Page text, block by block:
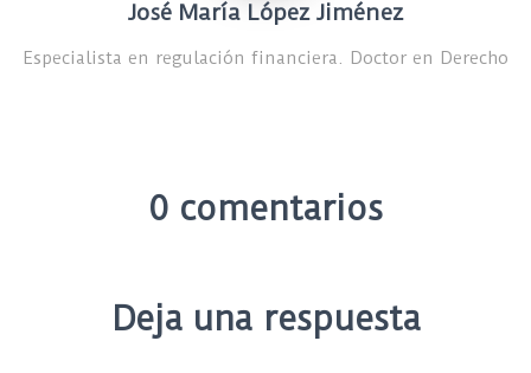
José María López Jiménez
Especialista en regulación financiera. Doctor en Derecho
0 comentarios
Deja una respuesta